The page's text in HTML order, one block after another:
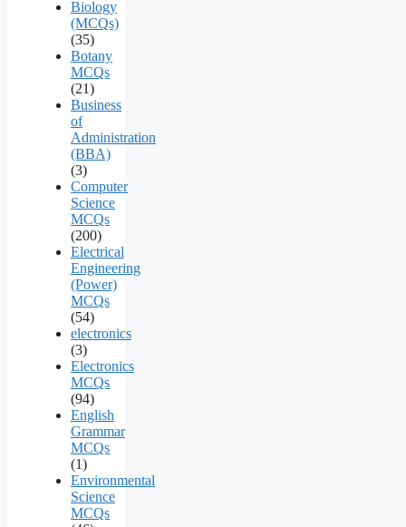
Biology
(MCQs)
(35)
Botany
MCQs
(21)
Business
of
Administration
(BBA)
(3)
Computer
Science
MCQs
(200)
Electrical
Engineering
(Power)
MCQs
(54)
electronics
(3)
Electronics
MCQs
(94)
English
Grammar
MCQs
(1)
Environmental
Science
MCQs